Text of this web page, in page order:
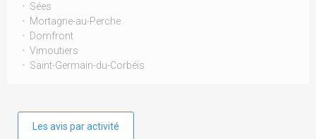
Sées
Mortagne-au-Perche
Domfront
Vimoutiers
Saint-Germain-du-Corbéis
Les avis par activité